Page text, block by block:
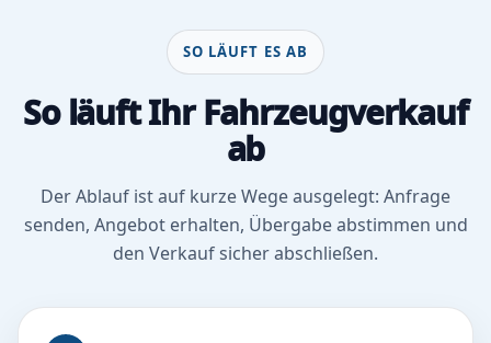
SO LÄUFT ES AB
So läuft Ihr Fahrzeugverkauf
ab
Der Ablauf ist auf kurze Wege ausgelegt: Anfrage
senden, Angebot erhalten, Übergabe abstimmen und
den Verkauf sicher abschließen.